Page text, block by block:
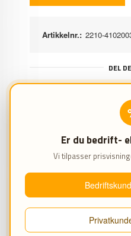
Er du bedrift-
Vi tilpasser
Artikkelnr.: 2210-
DEL
EGENSKAPER
Kjøletørken sikrer
Reduserer
PRODUKTANMELDELSER (0)